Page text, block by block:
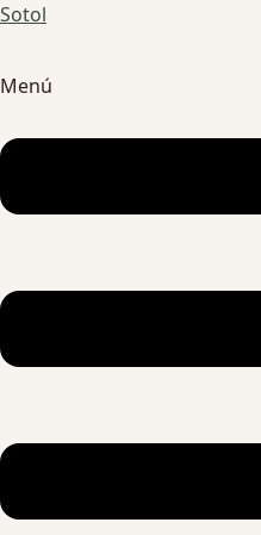
Sotol
Menú